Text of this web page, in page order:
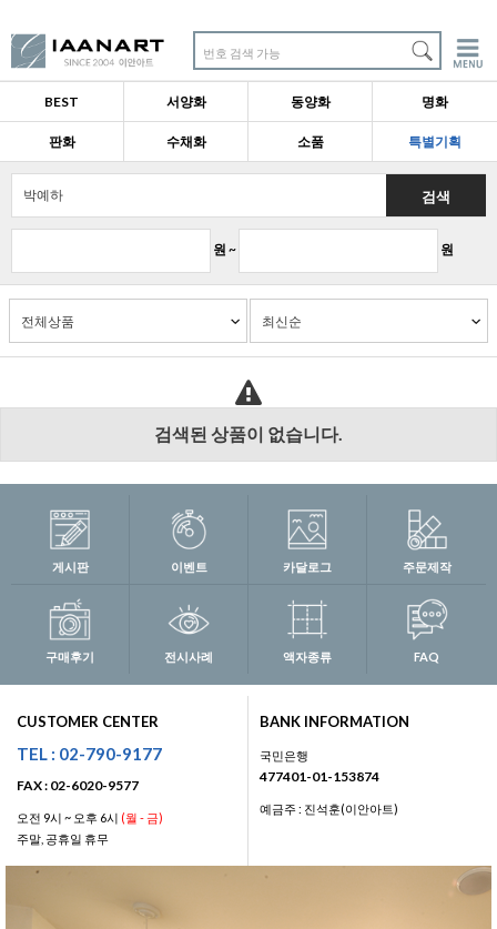
번호 검색 가능
BEST 서양화 동양화 명화
판화 수채화 소품 특별기획
원 ~ 원
검색
검색된 상품이 없습니다.
게시판 이벤트 카달로그 주문제작
구매후기 전시사례 액자종류 FAQ
CUSTOMER CENTER
TEL : 02-790-9177
FAX : 02-6020-9577
오전 9시 ~ 오후 6시 (월 - 금)
주말, 공휴일 휴무
BANK INFORMATION
국민은행
477401-01-153874
예금주 : 진석훈(이안아트)